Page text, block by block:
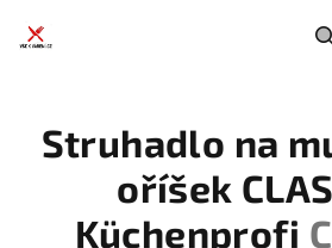
Struhadlo na
oříšek
Küchenprofi